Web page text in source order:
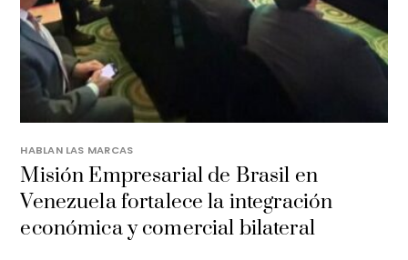
HABLAN LAS MARCAS
Misión Empresarial de Brasil en
Venezuela fortalece la integración
económica y comercial bilateral